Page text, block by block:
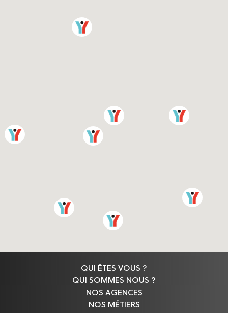
QUI ÊTES VOUS ?
QUI SOMMES NOUS ?
NOS AGENCES
NOS MÉTIERS